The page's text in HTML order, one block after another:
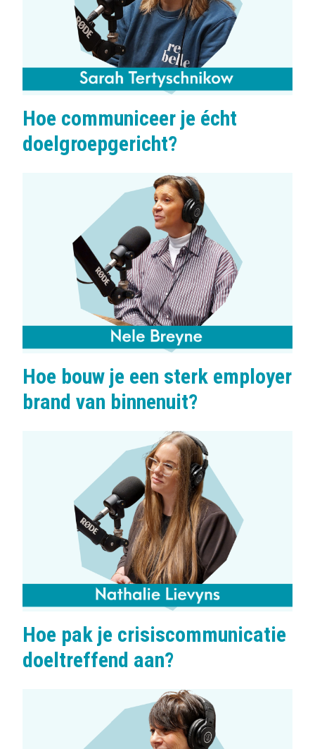
Hoe communiceer je écht
doelgroepgericht?
Hoe bouw je een sterk employer
brand van binnenuit?
Hoe pak je crisiscommunicatie
doeltreffend aan?